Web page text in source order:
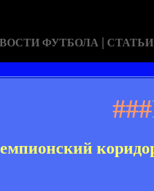
ФУТБОЛА | СТАТЬИ
###